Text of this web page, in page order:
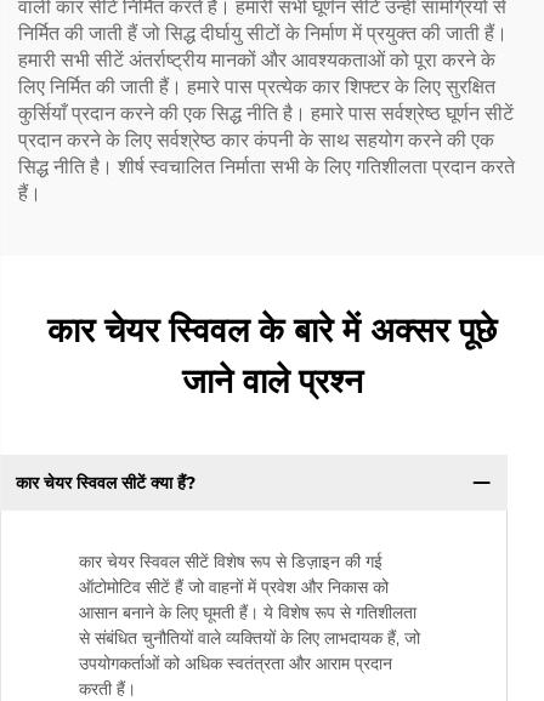
वाली कार सीटें निर्मित करते हैं। हमारी सभी घूर्णन सीटें उन्हीं सामग्रियों से
निर्मित की जाती हैं जो सिद्ध दीर्घायु सीटों के निर्माण में प्रयुक्त की जाती हैं।
हमारी सभी सीटें अंतर्राष्ट्रीय मानकों और आवश्यकताओं को पूरा करने के
लिए निर्मित की जाती हैं। हमारे पास प्रत्येक कार शिफ्टर के लिए सुरक्षित
कुर्सियाँ प्रदान करने की एक सिद्ध नीति है। हमारे पास सर्वश्रेष्ठ घूर्णन सीटें
प्रदान करने के लिए सर्वश्रेष्ठ कार कंपनी के साथ सहयोग करने की एक
सिद्ध नीति है। शीर्ष स्वचालित निर्माता सभी के लिए गतिशीलता प्रदान करते
हैं।
कार चेयर स्विवल के बारे में अक्सर पूछे
जाने वाले प्रश्न
कार चेयर स्विवल सीटें क्या हैं?
कार चेयर स्विवल सीटें विशेष रूप से डिज़ाइन की गई
ऑटोमोटिव सीटें हैं जो वाहनों में प्रवेश और निकास को
आसान बनाने के लिए घूमती हैं। ये विशेष रूप से गतिशीलता
से संबंधित चुनौतियों वाले व्यक्तियों के लिए लाभदायक हैं, जो
उपयोगकर्ताओं को अधिक स्वतंत्रता और आराम प्रदान
करती हैं।